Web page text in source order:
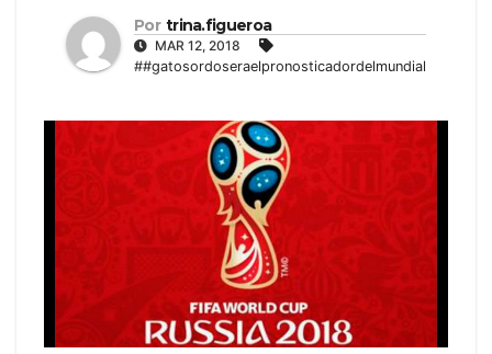
Por trina.figueroa
MAR 12, 2018
##gatosordoseraelpronosticadordelmundial